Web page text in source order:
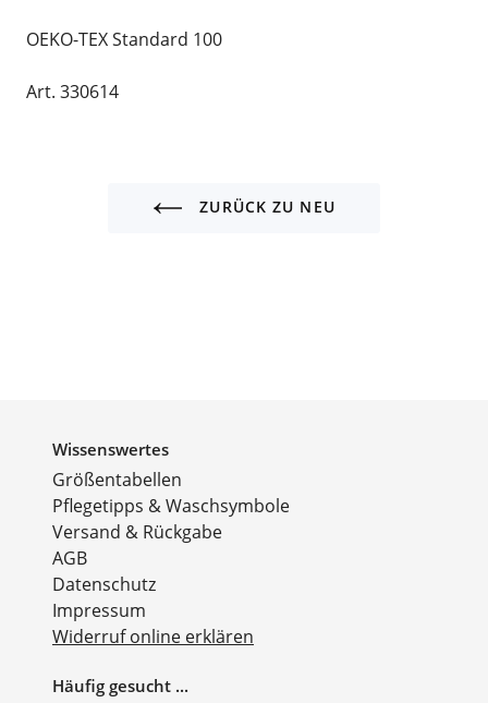
OEKO-TEX Standard 100
Art. 330614
ZURÜCK ZU NEU
Wissenswertes
Größentabellen
Pflegetipps & Waschsymbole
Versand & Rückgabe
AGB
Datenschutz
Impressum
Widerruf online erklären
Häufig gesucht ...